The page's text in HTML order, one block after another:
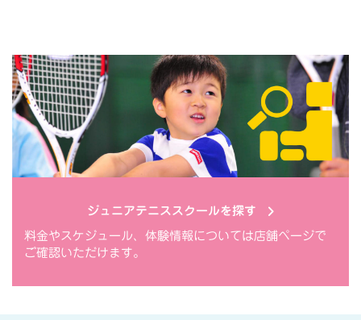
ジュニアテニススクールを探す
料金やスケジュール、体験情報については店舗ページで
ご確認いただけます。